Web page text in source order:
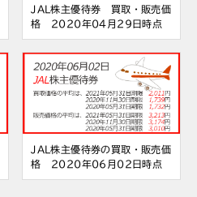
JAL株主優待券 買取・販売価
格 2020年04月29日時点
JAL株主優待券の買取・販売価
格 2020年06月02日時点